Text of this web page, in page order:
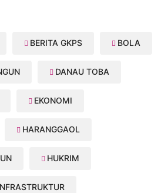
BERITA GKPS BOLA
DANAU TOBA
EKONOMI
HARANGGAOL
HUKRIM